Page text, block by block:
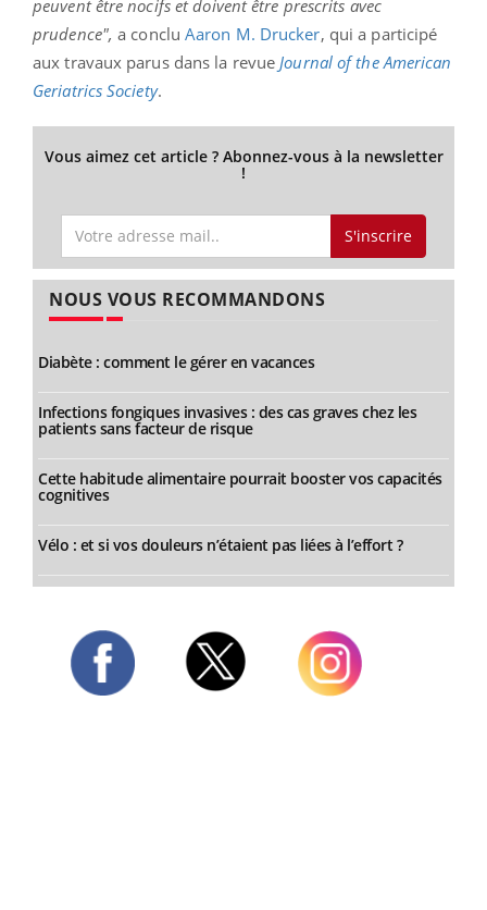
peuvent être nocifs et doivent être prescrits avec
prudence", a conclu Aaron M. Drucker, qui a participé
aux travaux parus dans la revue Journal of the American
Geriatrics Society.
Vous aimez cet article ? Abonnez-vous à la newsletter
!
S'inscrire
NOUS VOUS RECOMMANDONS
Diabète : comment le gérer en vacances
Infections fongiques invasives : des cas graves chez les
patients sans facteur de risque
Cette habitude alimentaire pourrait booster vos capacités
cognitives
Vélo : et si vos douleurs n’étaient pas liées à l’effort ?